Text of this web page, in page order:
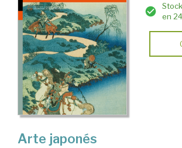
en
Arte japonés